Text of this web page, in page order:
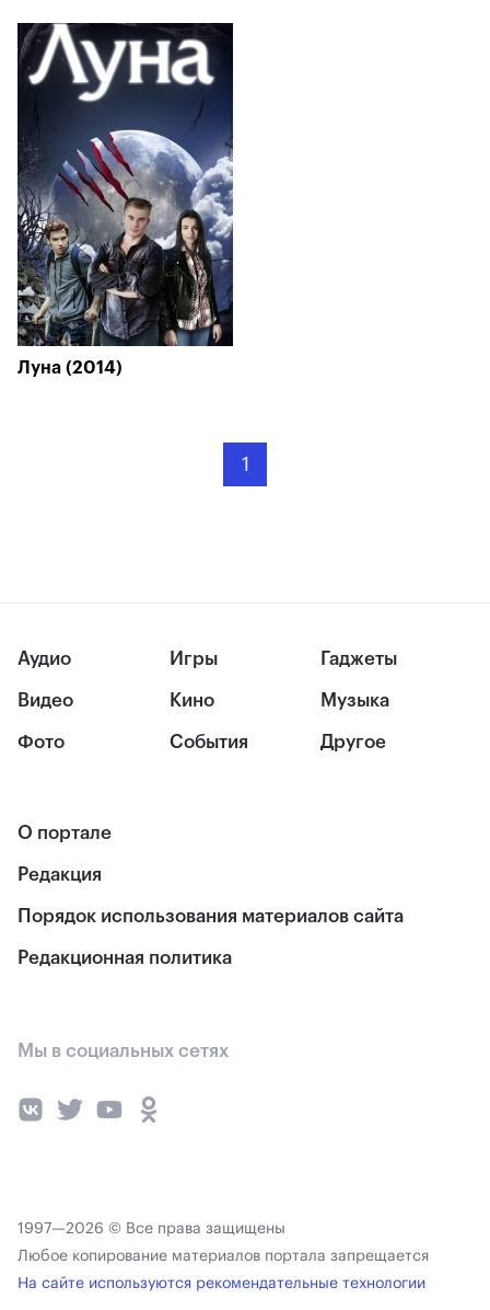
Луна (2014)
1
Аудио
Видео
Фото
Игры
Кино
События
Гаджеты
Музыка
Другое
О портале
Редакция
Порядок использования материалов сайта
Редакционная политика
Мы в социальных сетях
1997—2026 © Все права защищены
Любое копирование материалов портала запрещается
На сайте используются рекомендательные технологии